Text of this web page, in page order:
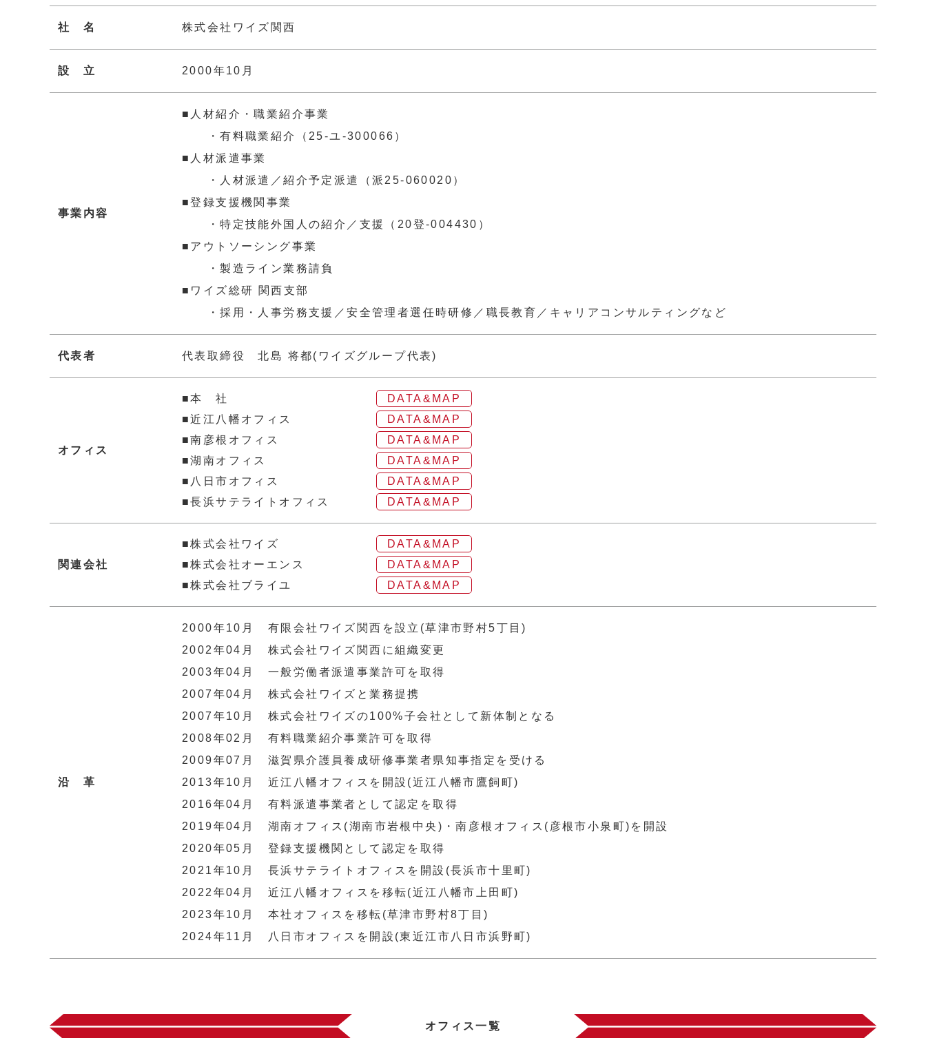
社 名 株式会社ワイズ関西
設 立 2000年10月
事業内容
■人材紹介・職業紹介事業
・有料職業紹介（25-ユ-300066）
■人材派遣事業
・人材派遣／紹介予定派遣（派25-060020）
■登録支援機関事業
・特定技能外国人の紹介／支援（20登-004430）
■アウトソーシング事業
・製造ライン業務請負
■ワイズ総研 関西支部
・採用・人事労務支援／安全管理者選任時研修／職長教育／キャリアコンサルティングなど
代表者 代表取締役 北島 将都(ワイズグループ代表)
オフィス
■本 社
DATA&MAP
■近江八幡オフィス
DATA&MAP
■南彦根オフィス
DATA&MAP
■湖南オフィス
DATA&MAP
■八日市オフィス
DATA&MAP
■長浜サテライトオフィス
DATA&MAP
関連会社
■株式会社ワイズ
DATA&MAP
■株式会社オーエンス
DATA&MAP
■株式会社ブライユ
DATA&MAP
沿 革
2000年10月
有限会社ワイズ関西を設立(草津市野村5丁目)
2002年04月
株式会社ワイズ関西に組織変更
2003年04月
一般労働者派遣事業許可を取得
2007年04月
株式会社ワイズと業務提携
2007年10月
株式会社ワイズの100%子会社として新体制となる
2008年02月
有料職業紹介事業許可を取得
2009年07月
滋賀県介護員養成研修事業者県知事指定を受ける
2013年10月
近江八幡オフィスを開設(近江八幡市鷹飼町)
2016年04月
有料派遣事業者として認定を取得
2019年04月
湖南オフィス(湖南市岩根中央)・南彦根オフィス(彦根市小泉町)を開設
2020年05月
登録支援機関として認定を取得
2021年10月
長浜サテライトオフィスを開設(長浜市十里町)
2022年04月
近江八幡オフィスを移転(近江八幡市上田町)
2023年10月
本社オフィスを移転(草津市野村8丁目)
2024年11月
八日市オフィスを開設(東近江市八日市浜野町)
オフィス一覧